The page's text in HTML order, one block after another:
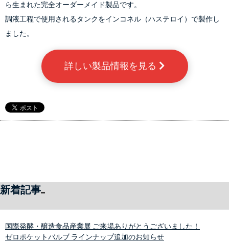
ら生まれた完全オーダーメイド製品です。
調液工程で使用されるタンクをインコネル（ハステロイ）で製作し
ました。
詳しい製品情報を見る
新着記事
国際発酵・醸造食品産業展 ご来場ありがとうございました！
ゼロポケットバルブ ラインナップ追加のお知らせ